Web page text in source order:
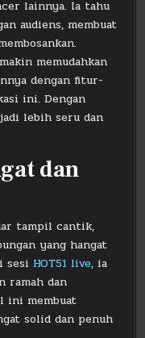
lainnya. Ia tahu
audiens, membuat
memudahkan
dengan fitur-
ini. Dengan
lebih seru dan
dan
tampil cantik,
yang hangat
sesi HOT51 live, ia
ramah dan
ini membuat
solid dan penuh